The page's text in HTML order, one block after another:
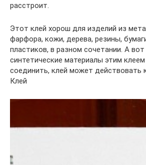
расстроит.
Этот клей хорош для изделий из
фарфора, кожи, дерева, резины,
пластиков, в разном сочетании. А
синтетические материалы этим клеем
соединить, клей может действовать
Клей